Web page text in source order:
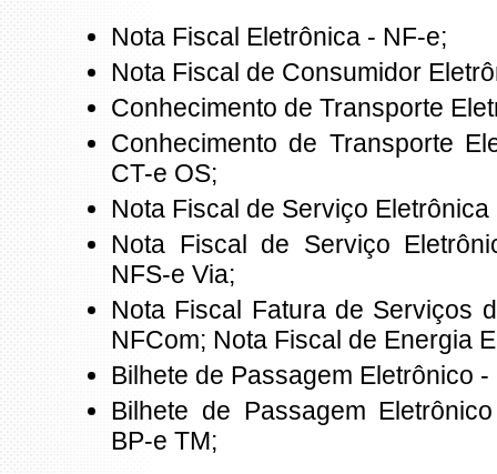
Nota Fiscal Eletrônica - NF-e;
Nota Fiscal de Consumidor
Conhecimento de Transporte
Conhecimento de Transporte
CT-e OS;
Nota Fiscal de Serviço Eletrônica
Nota Fiscal de Serviço
NFS-e Via;
Nota Fiscal Fatura de Serviços
NFCom; Nota Fiscal de Energia
Bilhete de Passagem Eletrônico -
Bilhete de Passagem
BP-e TM;